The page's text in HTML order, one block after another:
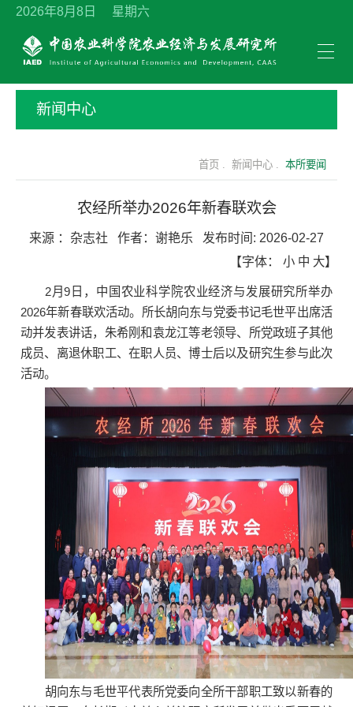
2026年8月8日 星期六
新闻中心
首页 . 新闻中心 . 本所要闻
农经所举办2026年新春联欢会
来源 ： 杂志社 作者： 谢艳乐 发布时间: 2026-02-27
【字体： 小 中 大】
2月9日，中国农业科学院农业经济与发展研究所举办
2026年新春联欢活动。所长胡向东与党委书记毛世平出席活
动并发表讲话，朱希刚和袁龙江等老领导、所党政班子其他
成员、离退休职工、在职人员、博士后以及研究生参与此次
活动。
胡向东与毛世平代表所党委向全所干部职工致以新春的